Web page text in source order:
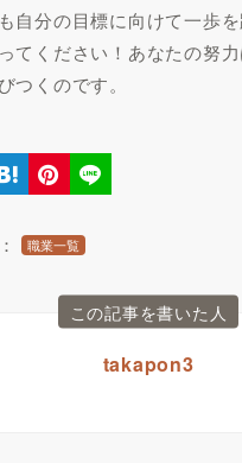
自分の目標に向けて一歩
てください！あなたの努
つくのです。
職業一覧
この記事を書いた人
takapon3